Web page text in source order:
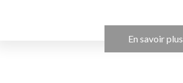
En savoir plus